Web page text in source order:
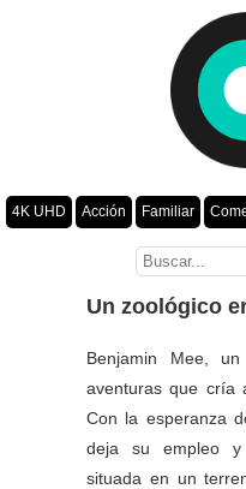
4K UHD Acción Familiar
Romance Fantasía
Un zoológico
Benjamin Mee,
aventuras que cría
Con la esperanza
deja su empleo
situada en un